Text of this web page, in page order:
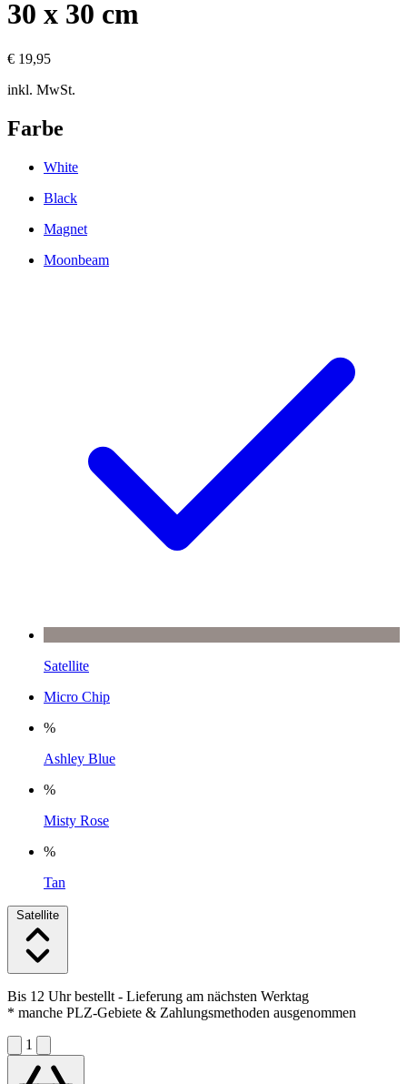
30 x 30 cm
€ 19,95
inkl. MwSt.
Farbe
White
Black
Magnet
Moonbeam
Satellite
Micro Chip
%
Ashley Blue
%
Misty Rose
%
Tan
Satellite
Bis 12 Uhr bestellt - Lieferung am nächsten Werktag
* manche PLZ-Gebiete & Zahlungsmethoden ausgenommen
1